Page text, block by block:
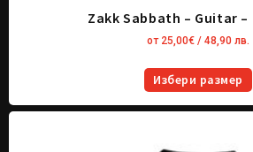
Zakk Sabbath – Guitar –
от 25,00€ / 48,90 лв.
Избери размер